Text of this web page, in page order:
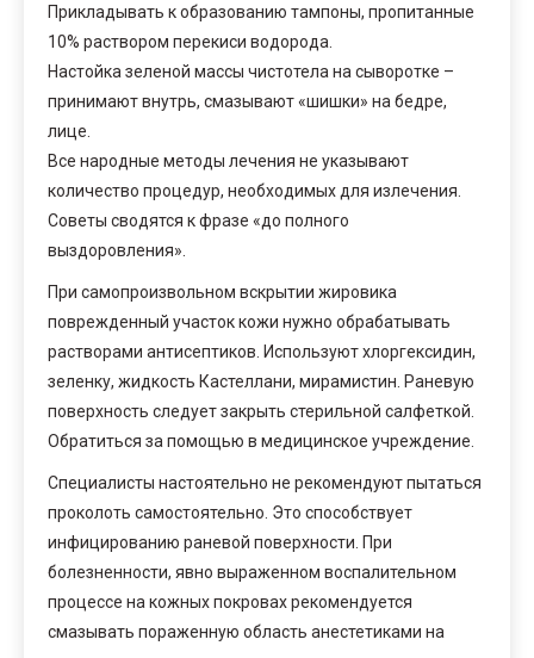
Прикладывать к образованию тампоны, пропитанные
10% раствором перекиси водорода.
Настойка зеленой массы чистотела на сыворотке –
принимают внутрь, смазывают «шишки» на бедре,
лице.
Все народные методы лечения не указывают
количество процедур, необходимых для излечения.
Советы сводятся к фразе «до полного
выздоровления».
При самопроизвольном вскрытии жировика
поврежденный участок кожи нужно обрабатывать
растворами антисептиков. Используют хлоргексидин,
зеленку, жидкость Кастеллани, мирамистин. Раневую
поверхность следует закрыть стерильной салфеткой.
Обратиться за помощью в медицинское учреждение.
Специалисты настоятельно не рекомендуют пытаться
проколоть самостоятельно. Это способствует
инфицированию раневой поверхности. При
болезненности, явно выраженном воспалительном
процессе на кожных покровах рекомендуется
смазывать пораженную область анестетиками на